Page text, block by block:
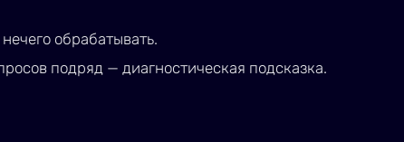
обрабатывать.
подряд — диагностическая подсказка.